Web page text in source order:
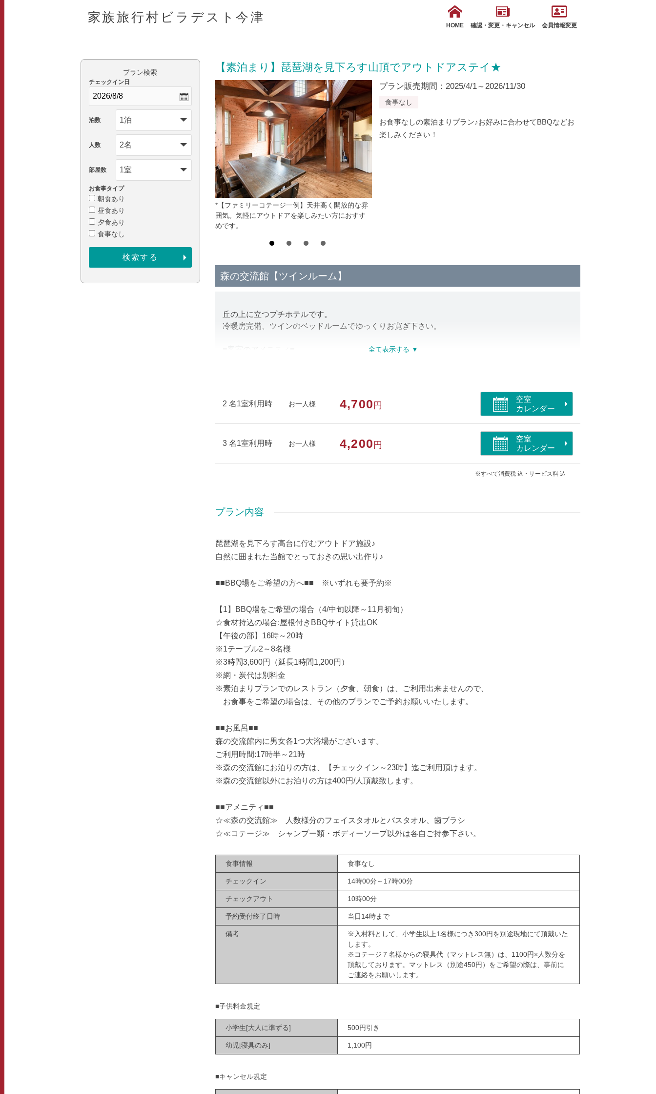
家族旅行村ビラデスト今津
HOME 確認・変更・キャンセル 会員情報変更
【素泊まり】琵琶湖を見下ろす山頂でアウトドアステイ★
*【ファミリーコテージ一例】天井高く開放的な雰
囲気。気軽にアウトドアを楽しみたい方におすす
めです。
プラン販売期間：2025/4/1～2026/11/30
食事なし
お食事なしの素泊まりプラン♪お好みに合わせてBBQなどお
楽しみください！
森の交流館【ツインルーム】
丘の上に立つプチホテルです。
冷暖房完備、ツインのベッドルームでゆっくりお寛ぎ下さい。
部屋種別 洋室（ツイン）
2 名1室利用時 お一人様 4,700 円
空室
カレンダー
3 名1室利用時 お一人様 4,200 円
空室
カレンダー
※すべて消費税 込・サービス料 込
プラン内容
琵琶湖を見下ろす高台に佇むアウトドア施設♪
自然に囲まれた当館でとっておきの思い出作り♪
■■BBQ場をご希望の方へ■■ ※いずれも要予約※
【1】BBQ場をご希望の場合（4/中旬以降～11月初旬）
☆食材持込の場合:屋根付きBBQサイト貸出OK
【午後の部】16時～20時
※1テーブル2～8名様
※3時間3,600円（延長1時間1,200円）
※網・炭代は別料金
※素泊まりプランでのレストラン（夕食、朝食）は、ご利用出来ませんので、
お食事をご希望の場合は、その他のプランでご予約お願いいたします。
■■お風呂■■
森の交流館内に男女各1つ大浴場がございます。
ご利用時間:17時半～21時
※森の交流館にお泊りの方は、【チェックイン～23時】迄ご利用頂けます。
※森の交流館以外にお泊りの方は400円/人頂戴致します。
■■アメニティ■■
☆≪森の交流館≫ 人数様分のフェイスタオルとバスタオル、歯ブラシ
☆≪コテージ≫ シャンプー類・ボディーソープ以外は各自ご持参下さい。
食事情報 食事なし
チェックイン 14時00分～17時00分
チェックアウト 10時00分
予約受付終了日時 当日14時まで
備考
※入村料として、小学生以上1名様につき300円を別途現地にて頂戴いた
します。
※コテージ７名様からの寝具代（マットレス無）は、1100円×人数分を
頂戴しております。マットレス（別途450円）をご希望の際は、事前に
ご連絡をお願いします。
■子供料金規定
小学生[大人に準ずる] 500円引き
幼児[寝具のみ] 1,100円
■キャンセル規定
プラン検索
チェックイン日
泊数
人数
部屋数
お食事タイプ
朝食あり
昼食あり
夕食あり
食事なし